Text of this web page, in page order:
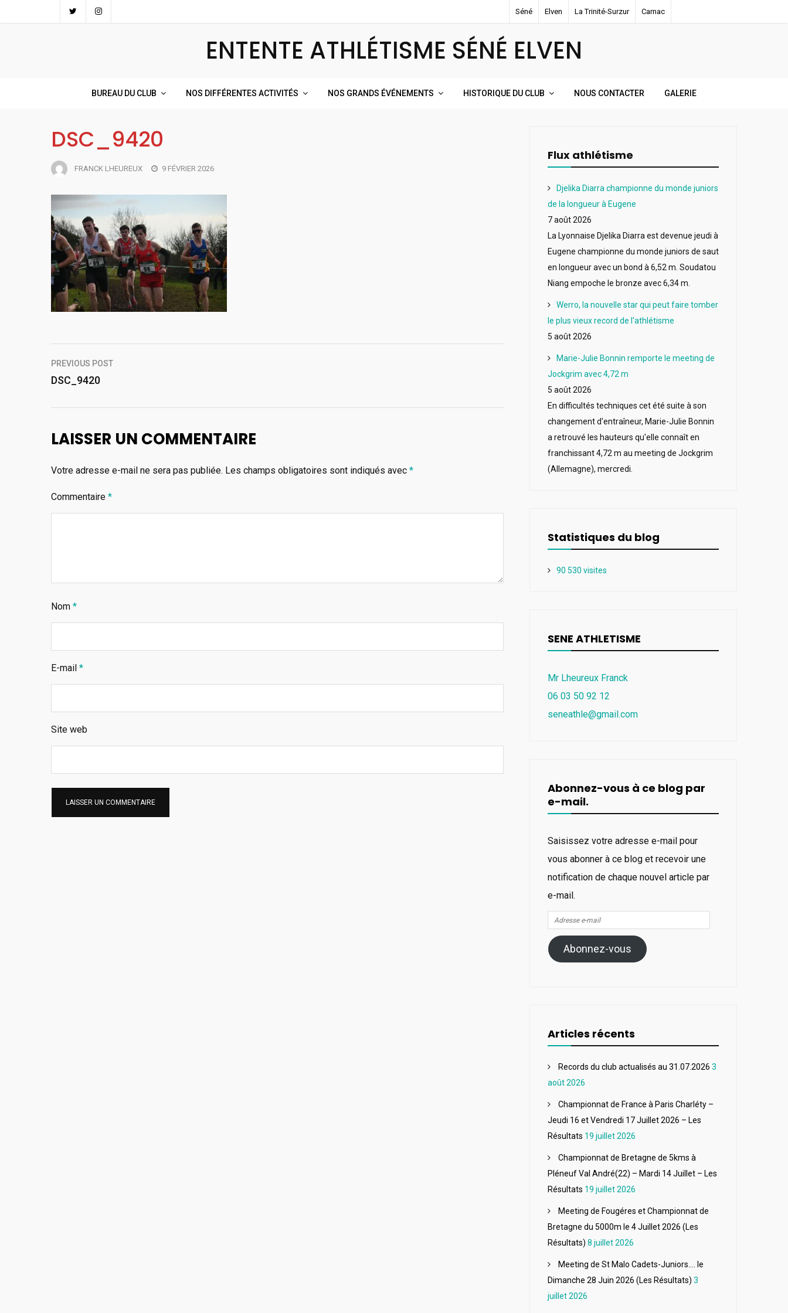
to
Séné Elven La Trinité-Surzur Carnac
ENTENTE ATHLÉTISME SÉNÉ ELVEN
BUREAU DU CLUB NOS DIFFÉRENTES ACTIVITÉS NOS GRANDS ÉVÉNEMENTS HISTORIQUE DU CLUB NOUS CONTACTER GALERIE
DSC_9420
FRANCK LHEUREUX 9 FÉVRIER 2026
Navigation
de
l’article
PREVIOUS POST
DSC_9420
LAISSER UN COMMENTAIRE
Votre adresse e-mail ne sera pas publiée. Les champs obligatoires sont indiqués avec *
Commentaire *
Nom *
E-mail *
Site web
Flux athlétisme
Djelika Diarra championne du monde juniors
de la longueur à Eugene
7 août 2026
La Lyonnaise Djelika Diarra est devenue jeudi à
Eugene championne du monde juniors de saut
en longueur avec un bond à 6,52 m. Soudatou
Niang empoche le bronze avec 6,34 m.
Werro, la nouvelle star qui peut faire tomber
le plus vieux record de l'athlétisme
5 août 2026
Marie-Julie Bonnin remporte le meeting de
Jockgrim avec 4,72 m
5 août 2026
En difficultés techniques cet été suite à son
changement d'entraîneur, Marie-Julie Bonnin
a retrouvé les hauteurs qu'elle connaît en
franchissant 4,72 m au meeting de Jockgrim
(Allemagne), mercredi.
Statistiques du blog
90 530 visites
SENE ATHLETISME
Mr Lheureux Franck
06 03 50 92 12
seneathle@gmail.com
Abonnez-vous à ce blog par
e-mail.
Saisissez votre adresse e-mail pour
vous abonner à ce blog et recevoir une
notification de chaque nouvel article par
e-mail.
Adresse
e-
mail
Abonnez-vous
Articles récents
Records du club actualisés au 31.07.2026 3
août 2026
Championnat de France à Paris Charléty –
Jeudi 16 et Vendredi 17 Juillet 2026 – Les
Résultats 19 juillet 2026
Championnat de Bretagne de 5kms à
Pléneuf Val André(22) – Mardi 14 Juillet – Les
Résultats 19 juillet 2026
Meeting de Fougéres et Championnat de
Bretagne du 5000m le 4 Juillet 2026 (Les
Résultats) 8 juillet 2026
Meeting de St Malo Cadets-Juniors…. le
Dimanche 28 Juin 2026 (Les Résultats) 3
juillet 2026